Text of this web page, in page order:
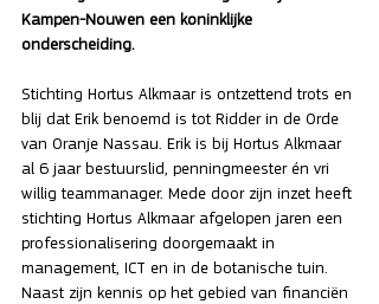
Kampen-Nouwen een koninklijke
onderscheiding.
Stichting Hortus Alkmaar is ontzettend trots en
blij dat Erik benoemd is tot Ridder in de Orde
van Oranje Nassau. Erik is bij Hortus Alkmaar
al 6 jaar bestuurslid, penningmeester én vri
willig teammanager. Mede door zijn inzet heeft
stichting Hortus Alkmaar afgelopen jaren een
professionalisering doorgemaakt in
management, ICT en in de botanische tuin.
Naast zijn kennis op het gebied van financiën